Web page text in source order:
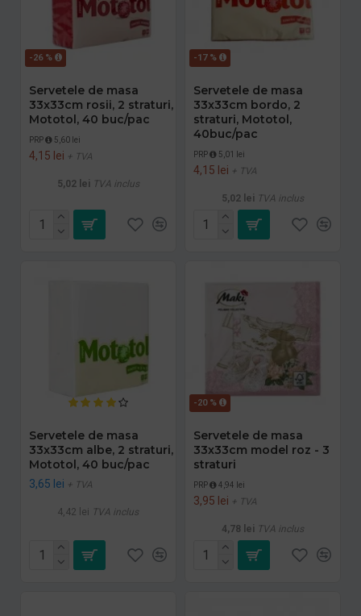
-26 %
Servetele de masa
33x33cm rosii, 2 straturi,
Mototol, 40 buc/pac
PRP 5,60 lei
4,15 lei + TVA
5,02 lei TVA inclus
-17 %
Servetele de masa
33x33cm bordo, 2
straturi, Mototol,
40buc/pac
PRP 5,01 lei
4,15 lei + TVA
5,02 lei TVA inclus
Servetele de masa
33x33cm albe, 2 straturi,
Mototol, 40 buc/pac
3,65 lei + TVA
4,42 lei TVA inclus
-20 %
Servetele de masa
33x33cm model roz - 3
straturi
PRP 4,94 lei
3,95 lei + TVA
4,78 lei TVA inclus